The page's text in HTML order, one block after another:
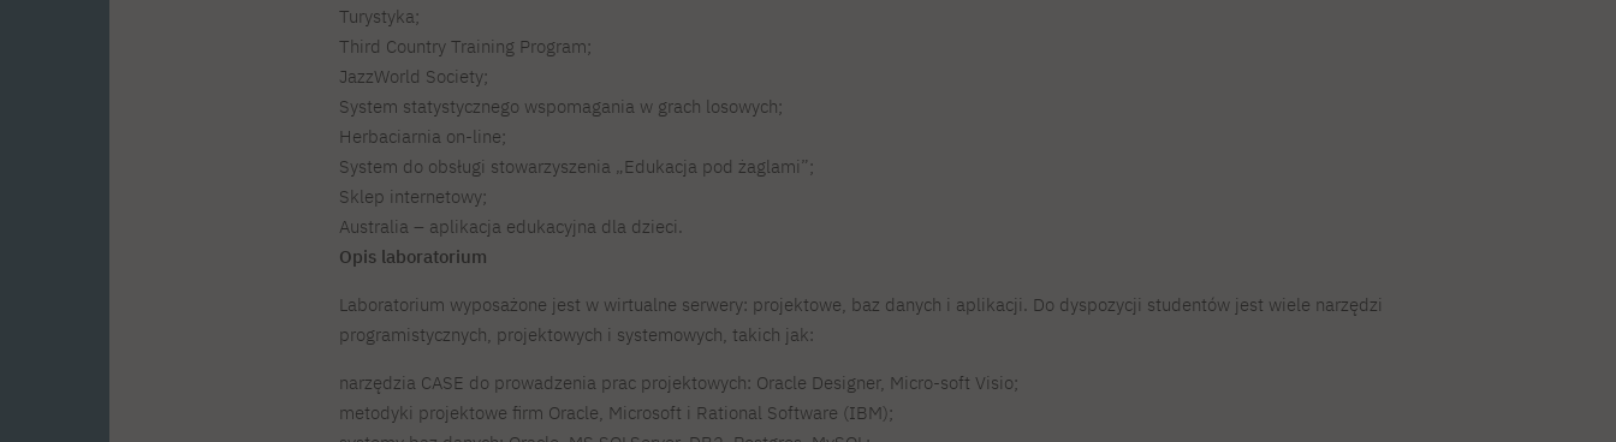
Turystyka;
Third Country Training Program;
JazzWorld Society;
System statystycznego wspomagania w grach losowych;
Herbaciarnia on-line;
System do obsługi stowarzyszenia „Edukacja pod żaglami”;
Sklep internetowy;
Australia – aplikacja edukacyjna dla dzieci.
Opis laboratorium
Laboratorium wyposażone jest w wirtualne serwery: projektowe, baz danych i aplikacji. Do dyspozycji studentów jest wiele narzędzi
programistycznych, projektowych i systemowych, takich jak:
narzędzia CASE do prowadzenia prac projektowych: Oracle Designer, Micro-soft Visio;
metodyki projektowe firm Oracle, Microsoft i Rational Software (IBM);